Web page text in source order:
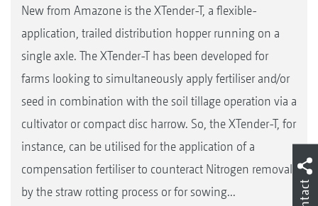
New from Amazone is the XTender-T, a flexible-
application, trailed distribution hopper running on a
single axle. The XTender-T has been developed for
farms looking to simultaneously apply fertiliser and/or
seed in combination with the soil tillage operation via a
cultivator or compact disc harrow. So, the XTender-T, for
instance, can be utilised for the application of a
compensation fertiliser to counteract Nitrogen removal
by the straw rotting process or for sowing...